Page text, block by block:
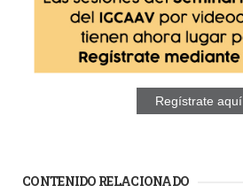
Regístrate aquí
CONTENIDO RELACIONADO